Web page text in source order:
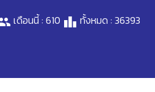
เดือนนี้ : 610 leaderboard ทั้งหมด : 36393